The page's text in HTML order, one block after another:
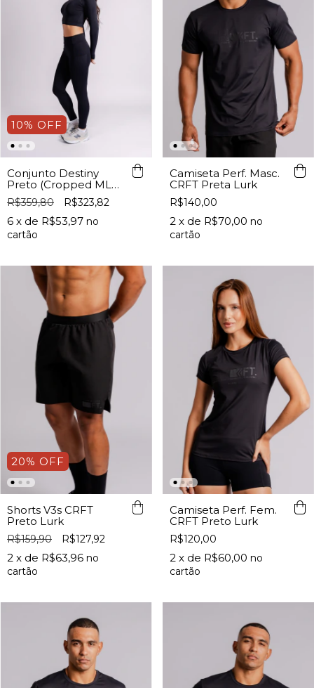
10% OFF
Conjunto Destiny
Preto (Cropped ML+
Legging c/ Bolso)
R$359,80 R$323,82
6 x de R$53,97
Camiseta Perf. Masc.
CRFT Preta Lurk
R$140,00
2 x de R$70,00
20% OFF
Shorts V3s CRFT
Preto Lurk
R$159,90 R$127,92
2 x de R$63,96
Camiseta Perf. Fem.
CRFT Preto Lurk
R$120,00
2 x de R$60,00